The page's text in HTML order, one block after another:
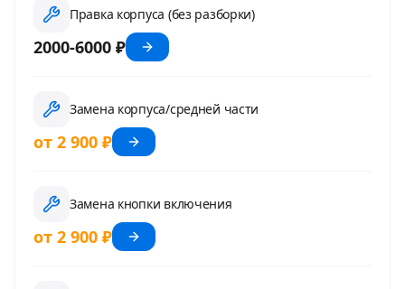
Правка корпуса (без разборки)
2000-6000 ₽
Замена корпуса/средней части
от 2 900 ₽
Замена кнопки включения
от 2 900 ₽